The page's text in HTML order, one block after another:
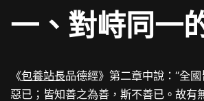
一、對峙同一
《包養站長品德經》第二章中說：“全國
惡已；皆知善之為善，斯不善已。故有